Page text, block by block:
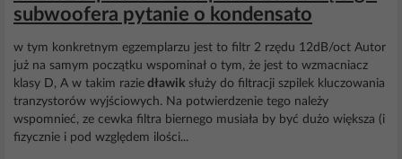
subwoofera pytanie o kondensato
w tym konkretnym egzemplarzu jest to filtr 2 rzędu 12dB/oct Autor
już na samym początku wspominał o tym, że jest to wzmacniacz
klasy D, A w takim razie dławik służy do filtracji szpilek kluczowania
tranzystorów wyjściowych. Na potwierdzenie tego należy
wspomnieć, ze cewka filtra biernego musiała by być dużo większa (i
fizycznie i pod względem ilości...